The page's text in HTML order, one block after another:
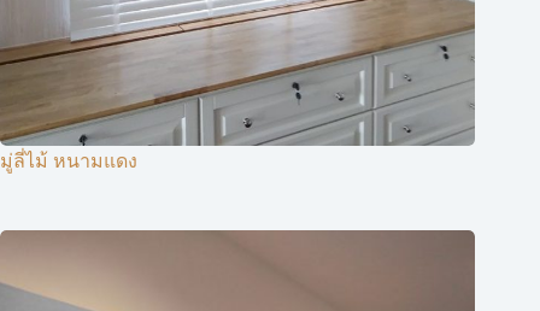
มู่ลี่ไม้ หนามแดง